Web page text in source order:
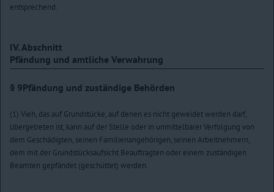
entsprechend.
IV. Abschnitt
Pfändung und amtliche Verwahrung
§ 9Pfändung und zuständige Behörden
(1) Vieh, das auf Grundstücke, auf denen es nicht geweidet werden darf,
übergetreten ist, kann auf der Stelle oder in unmittelbarer Verfolgung von
dem Geschädigten, seinen Familienangehörigen, seinen Arbeitnehmern,
dem mit der Grundstücksaufsicht Beauftragten oder einem zuständigen
Beamten gepfändet (geschüttet) werden.